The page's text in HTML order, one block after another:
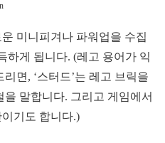
미니피겨나 파워업을 수집
하게 됩니다. (레고 용어가 익
면, ‘스터드’는 레고 브릭을
말합니다. 그리고 게임에서
기도 합니다.)